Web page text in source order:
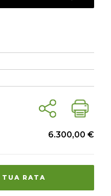
6.300,00 €
TUA RATA